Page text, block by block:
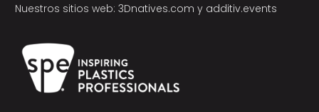
Nuestros sitios web: 3Dnatives.com y additiv.events